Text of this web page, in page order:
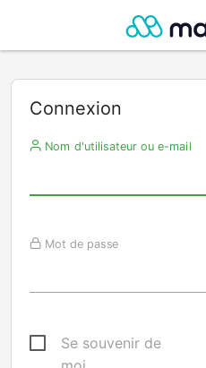
Connexion
Nom d'utilisateur ou e-mail
Mot de passe
Se souvenir de